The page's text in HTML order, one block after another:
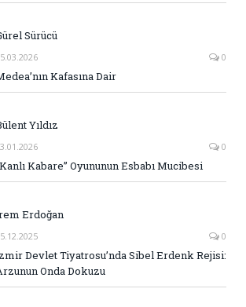
Sürücü
0
Kafasına Dair
Yıldız
0
Kabare” Oyununun Esbabı Mucibesi
Erdoğan
0
Devlet Tiyatrosu’nda Sibel Erdenk Rejisi:
Onda Dokuzu